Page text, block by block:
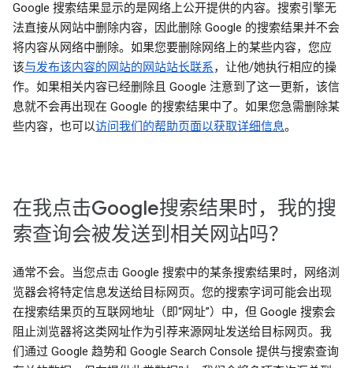
Google 搜索结果显示的是网络上公开提供的内容。搜索引擎无
法直接从网站中删除内容，因此删除 Google 的搜索结果并不会
将内容从网络中删除。如果您要删除网络上的某些内容，您应
该与发布该内容的网站的网站站长联系，让他/她执行相应的操
作。如果相关内容已经删除且 Google 注意到了这一更新，该信
息就不会再出现在 Google 的搜索结果中了。如果您急需删除某
些内容，也可以访问我们的帮助页面以获取详细信息。
在我点击Google搜索结果时，我的搜
索查询会被发送到相关网站吗？
通常不会。当您点击 Google 搜索中的某条搜索结果时，网络浏
览器会将特定信息发送给目标网页。您的搜索字词可能会出现
在搜索结果页的互联网地址（即“网址”）中，但 Google 搜索会
阻止浏览器将这类网址作为引荐来源网址发送给目标网页。我
们通过 Google 趋势和 Google Search Console 提供与搜索查询